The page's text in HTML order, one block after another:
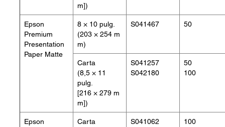
m])
Epson
Premium
Presentation
Paper Matte
8 × 10 pulg.
(203 × 254 m
m)
S041467 50
Carta
(8,5 × 11
pulg.
[216 × 279 m
m])
S041257
S042180
50
100
Epson
Carta
S041062 100